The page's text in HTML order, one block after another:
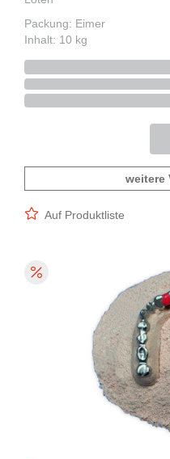
Packung: Eimer
Inhalt: 10 kg
weitere
Auf Produktliste